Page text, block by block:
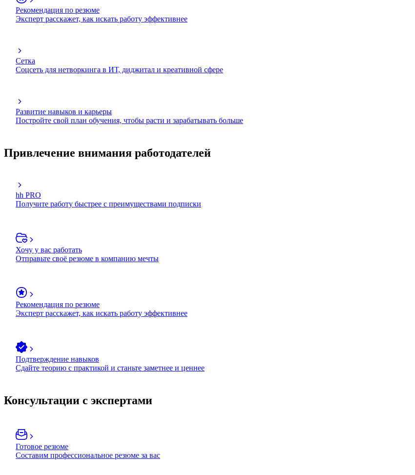
Рекомендация по резюме
Эксперт расскажет, как искать работу эффективнее
Сетка
Соцсеть для нетворкинга в ИТ, диджитал и креативной сфере
Развитие навыков и карьеры
Постройте свой план обучения, чтобы расти и зарабатывать больше
Привлечение внимания работодателей
hh PRO
Получите работу быстрее с преимуществами подписки
Хочу у вас работать
Отправьте своё резюме в компанию мечты
Рекомендация по резюме
Эксперт расскажет, как искать работу эффективнее
Подтверждение навыков
Сдайте теорию с практикой и станьте заметнее и ценнее
Консультации с экспертами
Готовое резюме
Составим профессиональное резюме за вас